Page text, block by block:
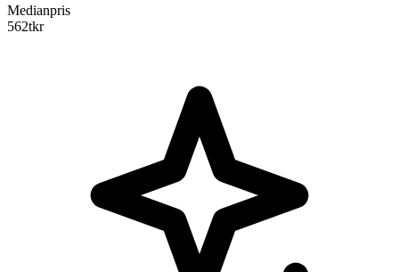
Medianpris
562tkr